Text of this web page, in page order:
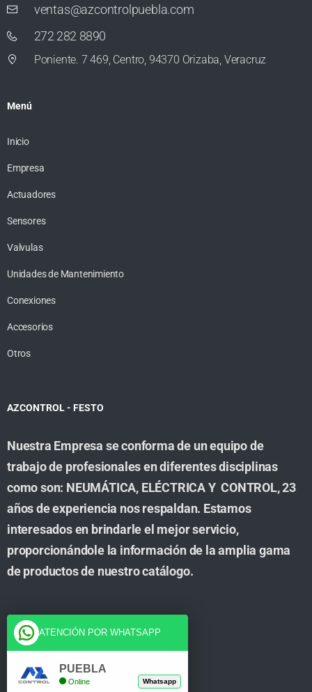
ventas@azcontrolpuebla.com
272 282 8890
Poniente. 7 469, Centro, 94370 Orizaba, Veracruz
Menú
Inicio
Empresa
Actuadores
Sensores
Valvulas
Unidades de Mantenimiento
Conexiones
Accesorios
Otros
AZCONTROL - FESTO
Nuestra Empresa se conforma de un equipo de
trabajo de profesionales en diferentes disciplinas
como son: NEUMÁTICA, ELÉCTRICA Y CONTROL, 23
años de experiencia nos respaldan. Estamos
interesados en brindarle el mejor servicio,
proporcionándole la información de la amplia gama
de productos de nuestro catálogo.
Cuenta
Tienda
ATENCIÓN POR WHATSAPP
PUEBLA
Online Whatsapp